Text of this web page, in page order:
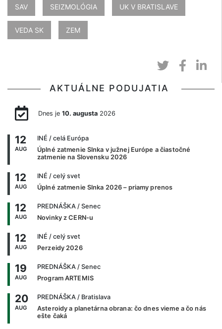
SAV SEIZMOLÓGIA UK V BRATISLAVE
VEDA SK ZEM
AKTUÁLNE PODUJATIA
Dnes je 10. augusta2026
12
AUG
INÉ / celá Európa
Úplné zatmenie Slnka v južnej Európe a čiastočné
zatmenie na Slovensku 2026
12
AUG
INÉ / celý svet
Úplné zatmenie Slnka 2026 – priamy prenos
12
AUG
PREDNÁŠKA / Senec
Novinky z CERN-u
12
AUG
INÉ / celý svet
Perzeidy 2026
19
AUG
PREDNÁŠKA / Senec
Program ARTEMIS
20
AUG
PREDNÁŠKA / Bratislava
Asteroidy a planetárna obrana: čo dnes vieme a čo nás
ešte čaká